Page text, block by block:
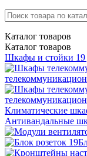
Каталог товаров
Каталог товаров
Шкафы и стойки
Климатические
Антивандальные